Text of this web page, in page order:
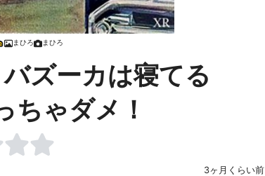
まひろ まひろ
ズーカは寝てる
ちゃダメ！
3ヶ月くらい前